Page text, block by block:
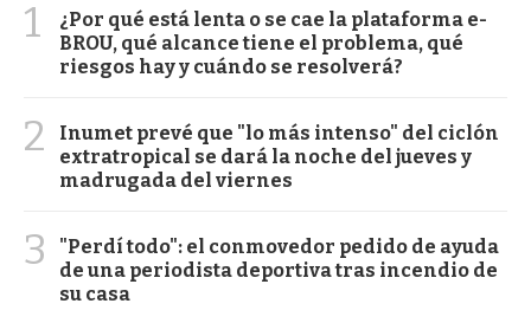
1
¿Por qué está lenta o se cae la plataforma e-
BROU, qué alcance tiene el problema, qué
riesgos hay y cuándo se resolverá?
2
Inumet prevé que "lo más intenso" del ciclón
extratropical se dará la noche del jueves y
madrugada del viernes
3
"Perdí todo": el conmovedor pedido de ayuda
de una periodista deportiva tras incendio de
su casa